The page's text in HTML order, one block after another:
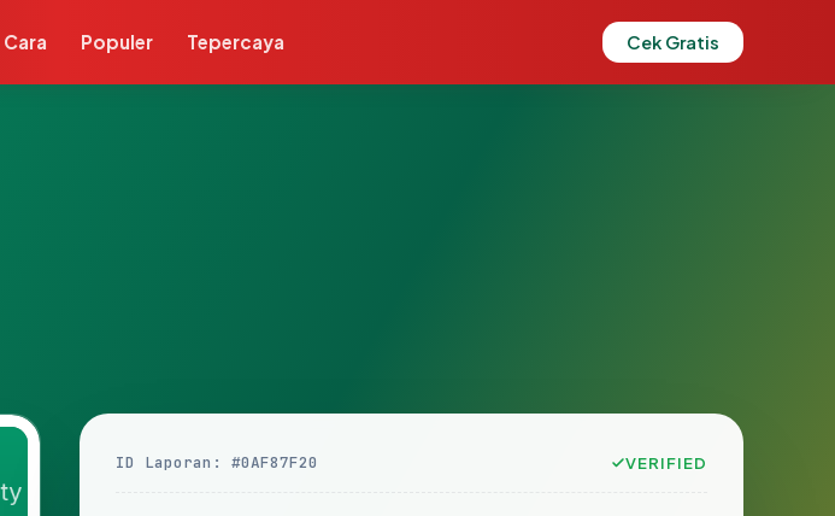
Cara Populer Tepercaya Cek Gratis
ID Laporan: #0AF87F20 VERIFIED